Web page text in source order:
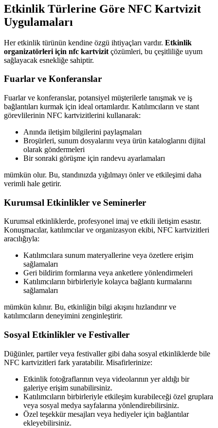
Etkinlik Türlerine Göre NFC Kartvizit
Uygulamaları
Her etkinlik türünün kendine özgü ihtiyaçları vardır. Etkinlik
organizatörleri için nfc kartvizit çözümleri, bu çeşitliliğe uyum
sağlayacak esnekliğe sahiptir.
Fuarlar ve Konferanslar
Fuarlar ve konferanslar, potansiyel müşterilerle tanışmak ve iş
bağlantıları kurmak için ideal ortamlardır. Katılımcıların ve stant
görevlilerinin NFC kartvizitlerini kullanarak:
Anında iletişim bilgilerini paylaşmaları
Broşürleri, sunum dosyalarını veya ürün kataloglarını dijital
olarak göndermeleri
Bir sonraki görüşme için randevu ayarlamaları
mümkün olur. Bu, standınızda yığılmayı önler ve etkileşimi daha
verimli hale getirir.
Kurumsal Etkinlikler ve Seminerler
Kurumsal etkinliklerde, profesyonel imaj ve etkili iletişim esastır.
Konuşmacılar, katılımcılar ve organizasyon ekibi, NFC kartvizitleri
aracılığıyla:
Katılımcılara sunum materyallerine veya özetlere erişim
sağlamaları
Geri bildirim formlarına veya anketlere yönlendirmeleri
Katılımcıların birbirleriyle kolayca bağlantı kurmalarını
sağlamaları
mümkün kılınır. Bu, etkinliğin bilgi akışını hızlandırır ve
katılımcıların deneyimini zenginleştirir.
Sosyal Etkinlikler ve Festivaller
Düğünler, partiler veya festivaller gibi daha sosyal etkinliklerde bile
NFC kartvizitleri fark yaratabilir. Misafirlerinize:
Etkinlik fotoğraflarının veya videolarının yer aldığı bir
galeriye erişim sunabilirsiniz.
Katılımcıların birbirleriyle etkileşim kurabileceği özel gruplara
veya sosyal medya sayfalarına yönlendirebilirsiniz.
Özel teşekkür mesajları veya hediyeler için bağlantılar
ekleyebilirsiniz.